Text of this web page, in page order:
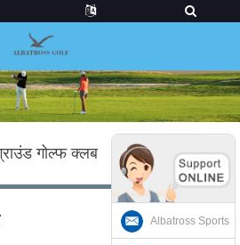
गोल्फ क्लब
Albatross Sports